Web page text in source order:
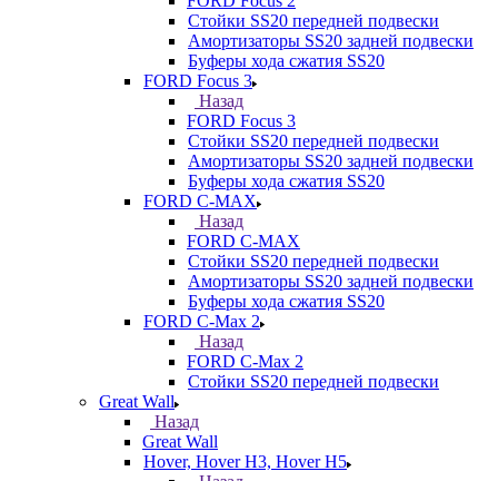
Стойки SS20 передней подвески
Амортизаторы SS20 задней подвески
Буферы хода сжатия SS20
FORD Focus 3
Назад
FORD Focus 3
Стойки SS20 передней подвески
Амортизаторы SS20 задней подвески
Буферы хода сжатия SS20
FORD С-MAX
Назад
FORD С-MAX
Стойки SS20 передней подвески
Амортизаторы SS20 задней подвески
Буферы хода сжатия SS20
FORD C-Max 2
Назад
FORD C-Max 2
Стойки SS20 передней подвески
Great Wall
Назад
Great Wall
Hover, Hover H3, Hover H5